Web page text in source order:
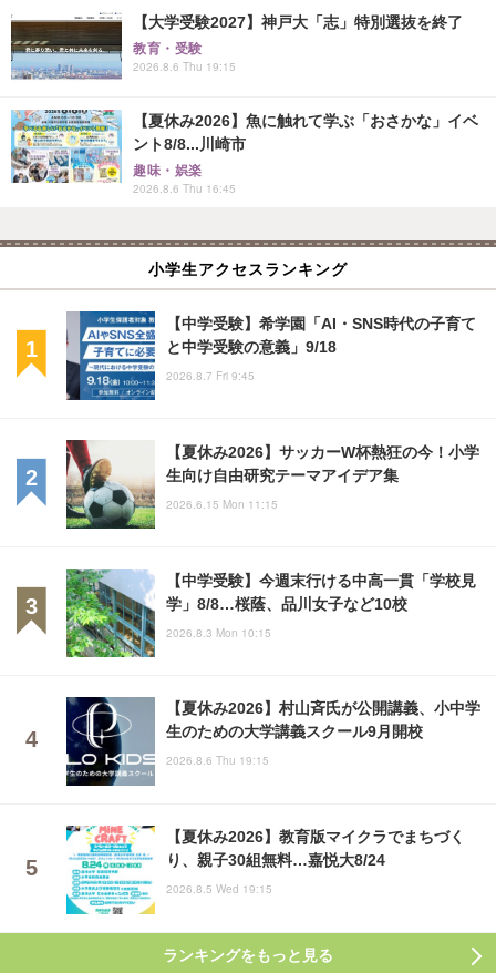
【大学受験2027】神戸大「志」特別選抜を終了
教育・受験
2026.8.6 Thu 19:15
【夏休み2026】魚に触れて学ぶ「おさかな」イベ
ント8/8...川崎市
趣味・娯楽
2026.8.6 Thu 16:45
小学生アクセスランキング
【中学受験】希学園「AI・SNS時代の子育て
と中学受験の意義」9/18
2026.8.7 Fri 9:45
【夏休み2026】サッカーW杯熱狂の今！小学
生向け自由研究テーマアイデア集
2026.6.15 Mon 11:15
【中学受験】今週末行ける中高一貫「学校見
学」8/8…桜蔭、品川女子など10校
2026.8.3 Mon 10:15
【夏休み2026】村山斉氏が公開講義、小中学
生のための大学講義スクール9月開校
2026.8.6 Thu 19:15
【夏休み2026】教育版マイクラでまちづく
り、親子30組無料…嘉悦大8/24
2026.8.5 Wed 19:15
ランキングをもっと見る